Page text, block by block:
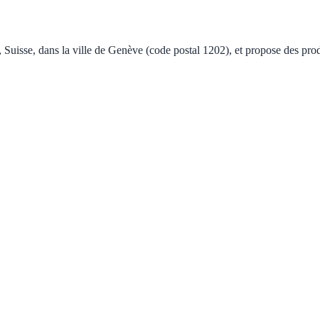
dans la ville de Genève (code postal 1202), et propose des